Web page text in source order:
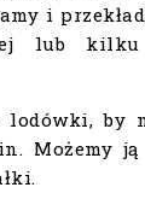
i
lub kilku
by
Możemy